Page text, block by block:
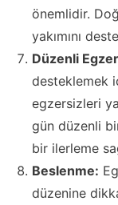
önemlidir.
yakımını
Düzenli
desteklemek
egzersizleri
gün düzenli
bir ilerleme
Beslenme:
düzenine